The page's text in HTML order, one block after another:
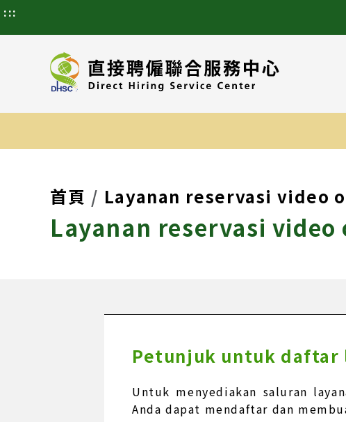
:::
首頁 Layanan reservasi video
Layanan reservasi video
Petunjuk untuk daftar
Untuk menyediakan saluran
Anda dapat mendaftar dan